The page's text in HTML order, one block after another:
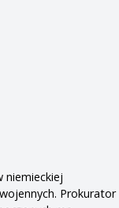
niemieckiej
Prokurator